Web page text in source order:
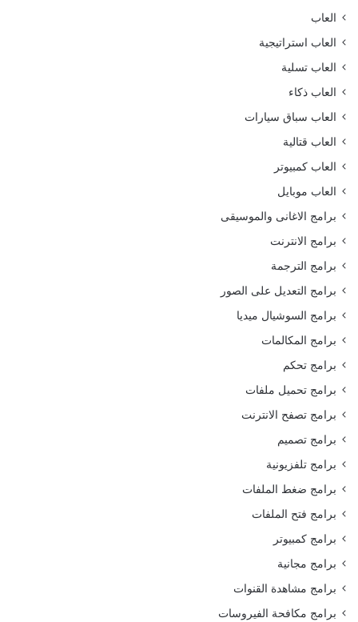
العاب
العاب استراتيجية
العاب تسلية
العاب ذكاء
العاب سباق سيارات
العاب قتالية
العاب كمبيوتر
العاب موبايل
برامج الاغانى والموسيقى
برامج الانترنت
برامج الترجمة
برامج التعديل على الصور
برامج السوشيال ميديا
برامج المكالمات
برامج تحكم
برامج تحميل ملفات
برامج تصفح الانترنت
برامج تصميم
برامج تلفزيونية
برامج ضغط الملفات
برامج فتح الملفات
برامج كمبيوتر
برامج مجانية
برامج مشاهدة القنوات
برامج مكافحة الفيروسات